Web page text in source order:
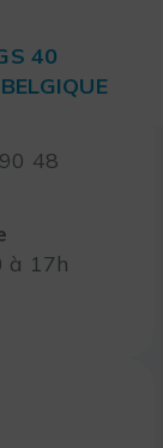
40
48
à 17h